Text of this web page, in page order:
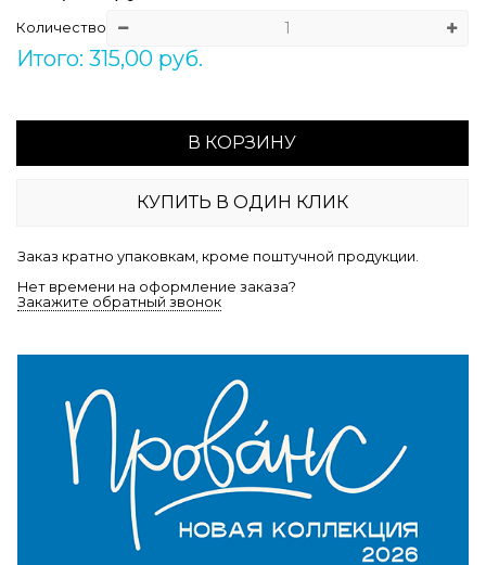
Количество
Итого: 315,00 руб.
В КОРЗИНУ
КУПИТЬ В ОДИН КЛИК
Заказ кратно упаковкам, кроме поштучной продукции.
Нет времени на оформление заказа?
Закажите обратный звонок